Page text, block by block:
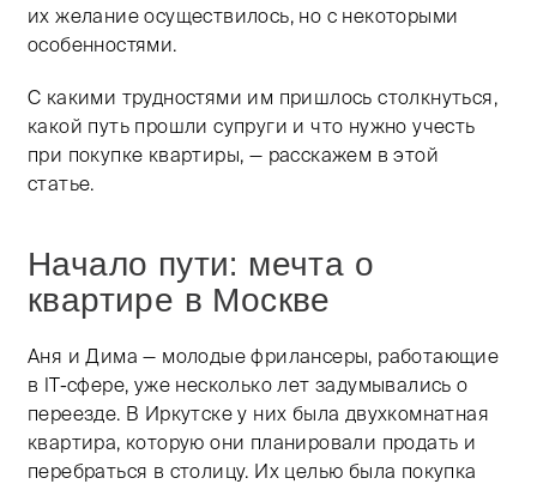
их желание осуществилось, но с некоторыми
особенностями.
С какими трудностями им пришлось столкнуться,
какой путь прошли супруги и что нужно учесть
при покупке квартиры, — расскажем в этой
статье.
Начало пути: мечта о
квартире в Москве
Аня и Дима — молодые фрилансеры, работающие
в IT-сфере, уже несколько лет задумывались о
переезде. В Иркутске у них была двухкомнатная
квартира, которую они планировали продать и
перебраться в столицу. Их целью была покупка